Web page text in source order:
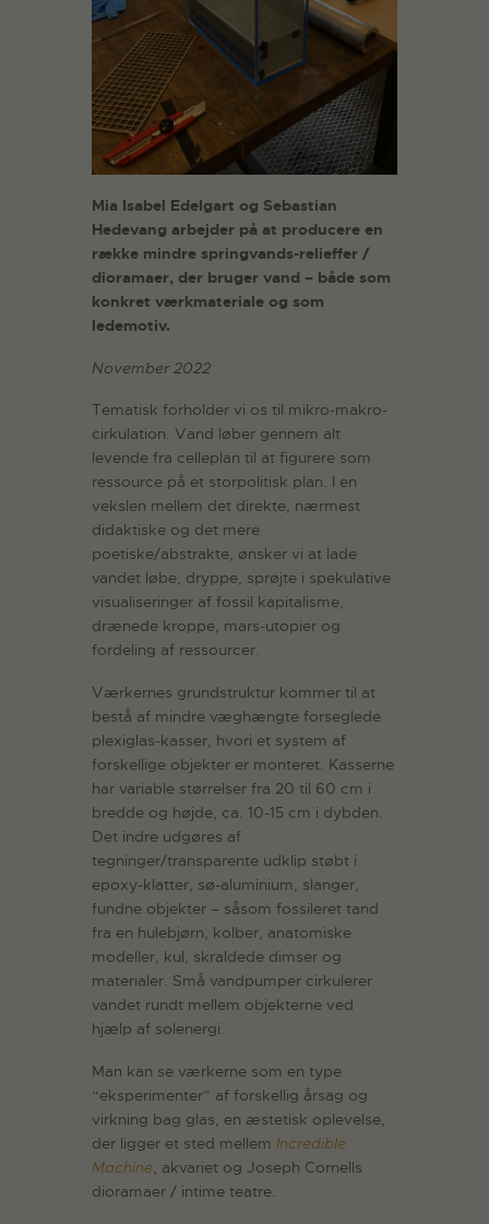
Mia Isabel Edelgart og Sebastian
Hedevang arbejder på at producere en
række mindre springvands-relieffer /
dioramaer, der bruger vand – både som
konkret værkmateriale og som
ledemotiv.
November 2022
Tematisk forholder vi os til mikro-makro-
cirkulation. Vand løber gennem alt
levende fra celleplan til at figurere som
ressource på et storpolitisk plan. I en
vekslen mellem det direkte, nærmest
didaktiske og det mere
poetiske/abstrakte, ønsker vi at lade
vandet løbe, dryppe, sprøjte i spekulative
visualiseringer af fossil kapitalisme,
drænede kroppe, mars-utopier og
fordeling af ressourcer.
Værkernes grundstruktur kommer til at
bestå af mindre væghængte forseglede
plexiglas-kasser, hvori et system af
forskellige objekter er monteret. Kasserne
har variable størrelser fra 20 til 60 cm i
bredde og højde, ca. 10-15 cm i dybden.
Det indre udgøres af
tegninger/transparente udklip støbt i
epoxy-klatter, sø-aluminium, slanger,
fundne objekter – såsom fossileret tand
fra en hulebjørn, kolber, anatomiske
modeller, kul, skraldede dimser og
materialer. Små vandpumper cirkulerer
vandet rundt mellem objekterne ved
hjælp af solenergi.
Man kan se værkerne som en type
“eksperimenter” af forskellig årsag og
virkning bag glas, en æstetisk oplevelse,
der ligger et sted mellem Incredible
Machine, akvariet og Joseph Cornells
dioramaer / intime teatre.